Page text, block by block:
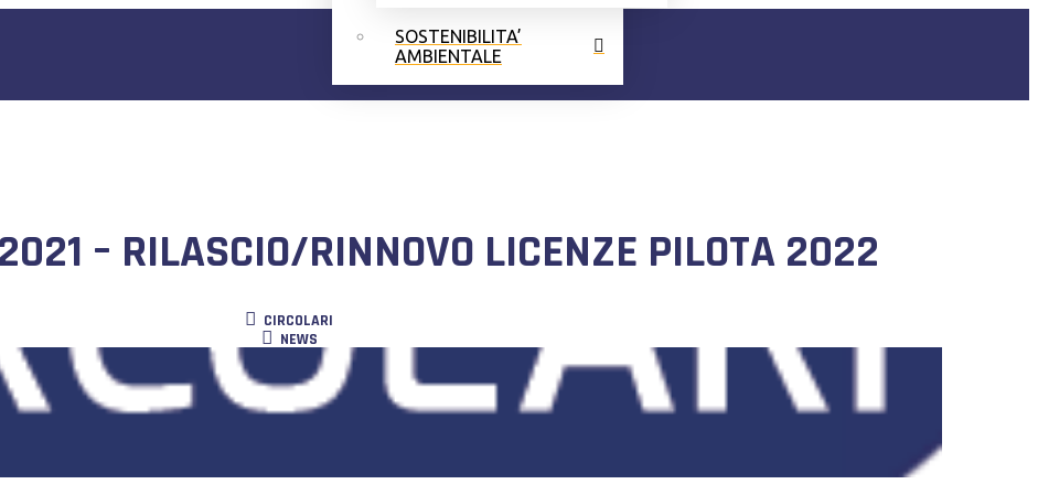
SOSTENIBILITA’
AMBIENTALE
– RILASCIO/RINNOVO LICENZE PILOTA 2022
CIRCOLARI
NEWS